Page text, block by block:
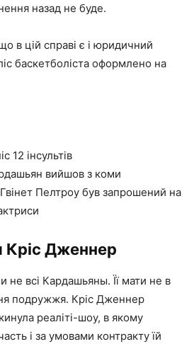
назад не буде.
в цій справі є і юридичний
баскетболіста оформлено на
12 інсультів
вийшов з коми
Пелтроу був запрошений на
Кріс Дженнер
не всі Кардашьяны. Її мати не в
подружжя. Кріс Дженнер
реаліті-шоу, в якому
і за умовами контракту їй